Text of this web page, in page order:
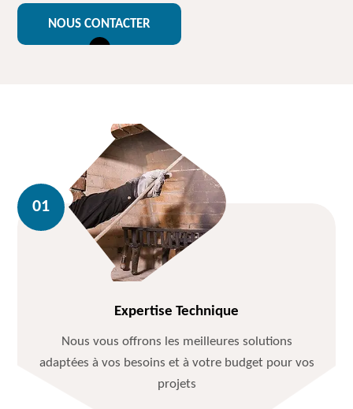
NOUS CONTACTER
Expertise Technique
Nous vous offrons les meilleures solutions
adaptées à vos besoins et à votre budget pour vos
projets